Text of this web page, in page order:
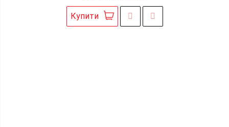
Купити